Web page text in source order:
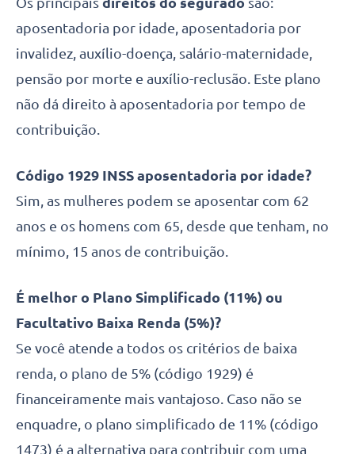
aposentadoria por idade, aposentadoria por
invalidez, auxílio-doença, salário-maternidade,
pensão por morte e auxílio-reclusão. Este plano
não dá direito à aposentadoria por tempo de
contribuição.
Código 1929 INSS aposentadoria por idade?
Sim, as mulheres podem se aposentar com 62
anos e os homens com 65, desde que tenham, no
mínimo, 15 anos de contribuição.
É melhor o Plano Simplificado (11%) ou
Facultativo Baixa Renda (5%)?
Se você atende a todos os critérios de baixa
renda, o plano de 5% (código 1929) é
financeiramente mais vantajoso. Caso não se
enquadre, o plano simplificado de 11% (código
1473) é a alternativa para contribuir com uma